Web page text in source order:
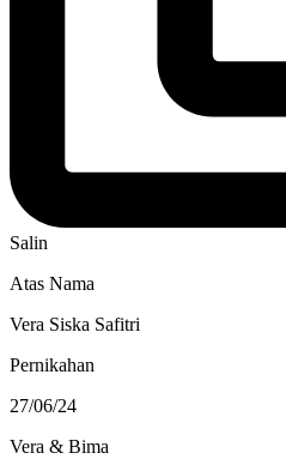
Salin
Atas Nama
Vera Siska Safitri
Pernikahan
27/06/24
Vera & Bima